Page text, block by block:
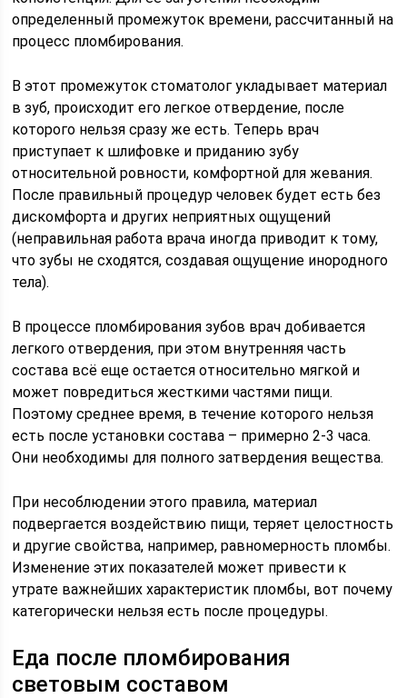
определенный промежуток времени, рассчитанный на
процесс пломбирования.
В этот промежуток стоматолог укладывает материал
в зуб, происходит его легкое отвердение, после
которого нельзя сразу же есть. Теперь врач
приступает к шлифовке и приданию зубу
относительной ровности, комфортной для жевания.
После правильный процедур человек будет есть без
дискомфорта и других неприятных ощущений
(неправильная работа врача иногда приводит к тому,
что зубы не сходятся, создавая ощущение инородного
тела).
В процессе пломбирования зубов врач добивается
легкого отвердения, при этом внутренняя часть
состава всё еще остается относительно мягкой и
может повредиться жесткими частями пищи.
Поэтому среднее время, в течение которого нельзя
есть после установки состава – примерно 2-3 часа.
Они необходимы для полного затвердения вещества.
При несоблюдении этого правила, материал
подвергается воздействию пищи, теряет целостность
и другие свойства, например, равномерность пломбы.
Изменение этих показателей может привести к
утрате важнейших характеристик пломбы, вот почему
категорически нельзя есть после процедуры.
Еда после пломбирования
световым составом